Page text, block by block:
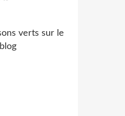
verts sur le